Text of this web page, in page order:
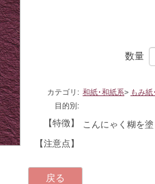
数量
カテゴリ: 和紙･和紙系> もみ
目的別:
【特徴】
こんにゃく糊を
【注意点】